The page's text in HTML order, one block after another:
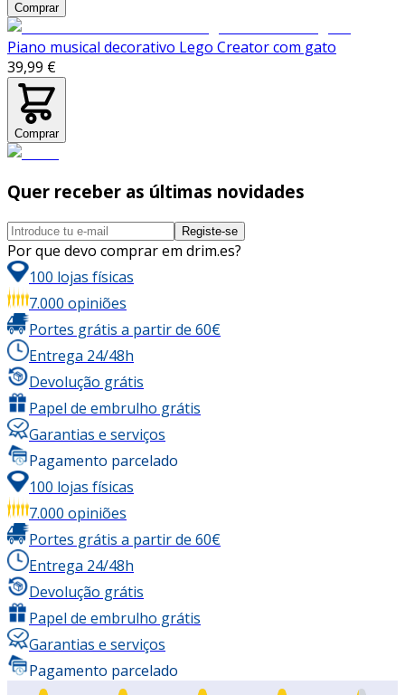
Comprar
Piano musical decorativo Lego Creator com gato
39,99 €
Comprar
Quer receber as últimas novidades
Registe-se
Por que devo comprar em drim.es?
100 lojas físicas
7.000 opiniões
Portes grátis a partir de 60€
Entrega 24/48h
Devolução grátis
Papel de embrulho grátis
Garantias e serviços
Pagamento parcelado
100 lojas físicas
7.000 opiniões
Portes grátis a partir de 60€
Entrega 24/48h
Devolução grátis
Papel de embrulho grátis
Garantias e serviços
Pagamento parcelado